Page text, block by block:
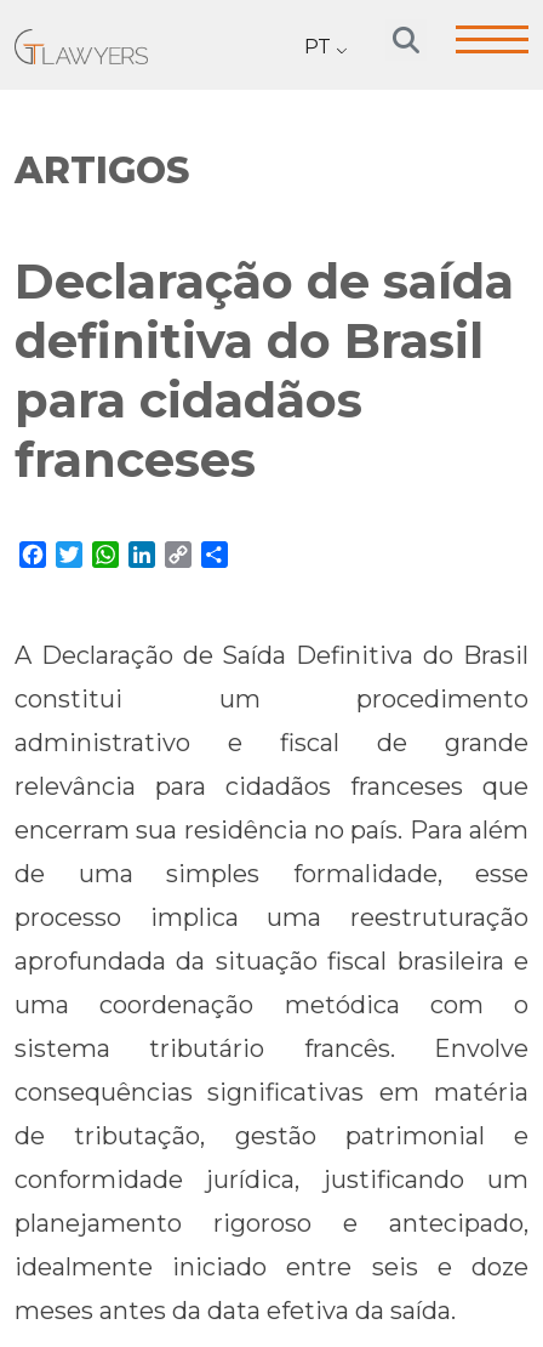
PT
ARTIGOS
Declaração de saída
definitiva do Brasil
para cidadãos
franceses
Facebook
TwitterWhatsApp
LinkedIn
Copy
A Declaração de Saída Definitiva do Brasil
constitui um procedimento
administrativo e fiscal de grande
relevância para cidadãos franceses que
encerram sua residência no país. Para além
de uma simples formalidade, esse
processo implica uma reestruturação
aprofundada da situação fiscal brasileira e
uma coordenação metódica com o
sistema tributário francês. Envolve
consequências significativas em matéria
de tributação, gestão patrimonial e
conformidade jurídica, justificando um
planejamento rigoroso e antecipado,
idealmente iniciado entre seis e doze
meses antes da data efetiva da saída.